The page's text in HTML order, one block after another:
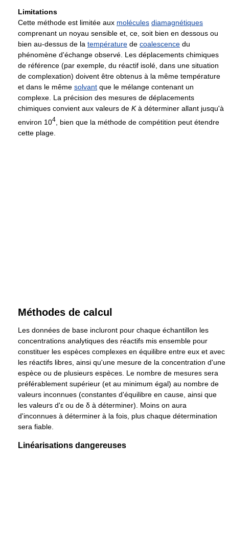
Limitations
Cette méthode est limitée aux molécules diamagnétiques
comprenant un noyau sensible et, ce, soit bien en dessous ou
bien au-dessus de la température de coalescence du
phénomène d'échange observé. Les déplacements chimiques
de référence (par exemple, du réactif isolé, dans une situation
de complexation) doivent être obtenus à la même température
et dans le même solvant que le mélange contenant un
complexe. La précision des mesures de déplacements
chimiques convient aux valeurs de Kà déterminer allant jusqu'à
environ 104
, bien que la méthode de compétition peut étendre
cette plage.
Méthodes de calcul
Les données de base incluront pour chaque échantillon les
concentrations analytiques des réactifs mis ensemble pour
constituer les espèces complexes en équilibre entre eux et avec
les réactifs libres, ainsi qu'une mesure de la concentration d'une
espèce ou de plusieurs espèces. Le nombre de mesures sera
préférablement supérieur (et au minimum égal) au nombre de
valeurs inconnues (constantes d'équilibre en cause, ainsi que
les valeurs d'ε ou de δ à déterminer). Moins on aura
d'inconnues à déterminer à la fois, plus chaque détermination
sera fiable.
Linéarisations dangereuses